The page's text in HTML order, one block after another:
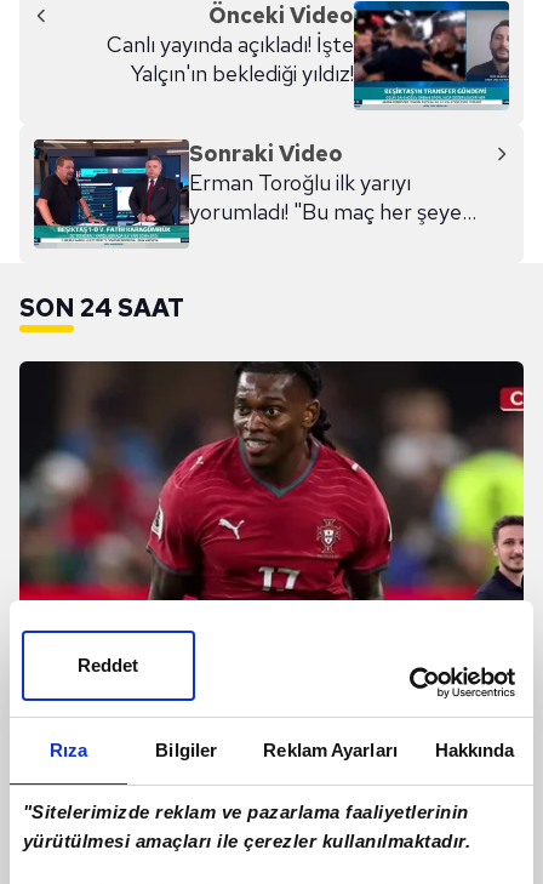
Rıza Bilgiler Reklam Ayarları Hakkında
"Sitelerimizde reklam ve pazarlama faaliyetlerinin
yürütülmesi amaçları ile çerezler kullanılmaktadır.
Reddet
Önceki Video
Canlı yayında açıkladı! İşte
Yalçın'ın beklediği yıldız!
Sonraki Video
Erman Toroğlu ilk yarıyı
yorumladı! "Bu maç her şeye
SON 24 SAAT
İşte Portekizli yıldızın maaşı